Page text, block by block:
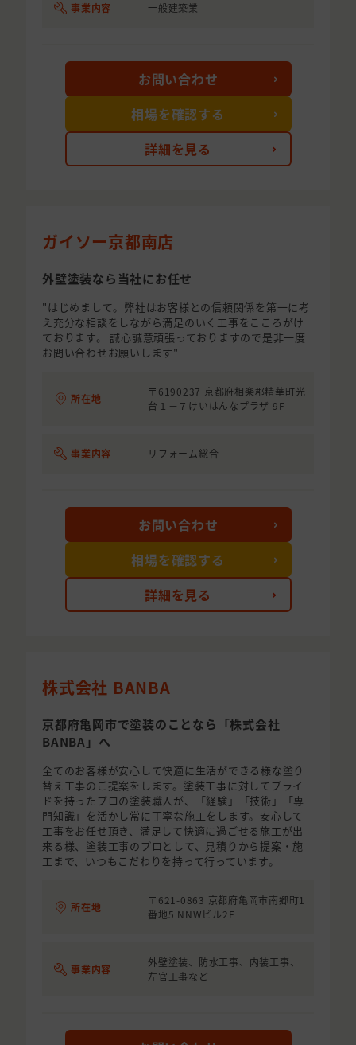
事業内容 一般建築業
詳細を見る
お問い合わせ
相場を確認する
ガイソー京都南店
外壁塗装なら当社にお任せ
"はじめまして。弊社はお客様との信頼関係を第一に考
え充分な相談をしながら満足のいく工事をこころがけ
ております。 誠心誠意頑張っておりますので是非一度
お問い合わせお願いします"
所在地
〒6190237 京都府相楽郡精華町光
台１－７けいはんなプラザ 9F
事業内容 リフォーム総合
詳細を見る
お問い合わせ
相場を確認する
株式会社 BANBA
京都府亀岡市で塗装のことなら「株式会社
BANBA」へ
全てのお客様が安心して快適に生活ができる様な塗り
替え工事のご提案をします。塗装工事に対してプライ
ドを持ったプロの塗装職人が、「経験」「技術」「専
門知識」を活かし常に丁寧な施工をします。安心して
工事をお任せ頂き、満足して快適に過ごせる施工が出
来る様、塗装工事のプロとして、見積りから提案・施
工まで、いつもこだわりを持って行っています。
所在地
〒621-0863 京都府亀岡市南郷町1
番地5 NNWビル2F
事業内容
外壁塗装、防水工事、内装工事、
左官工事など